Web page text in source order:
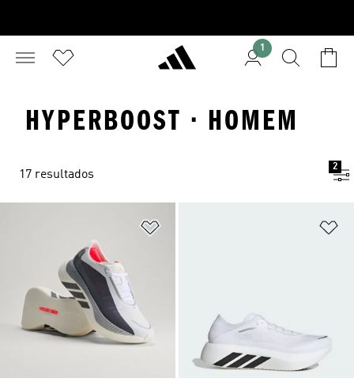
1
HYPERBOOST · HOMEM
17 resultados
2